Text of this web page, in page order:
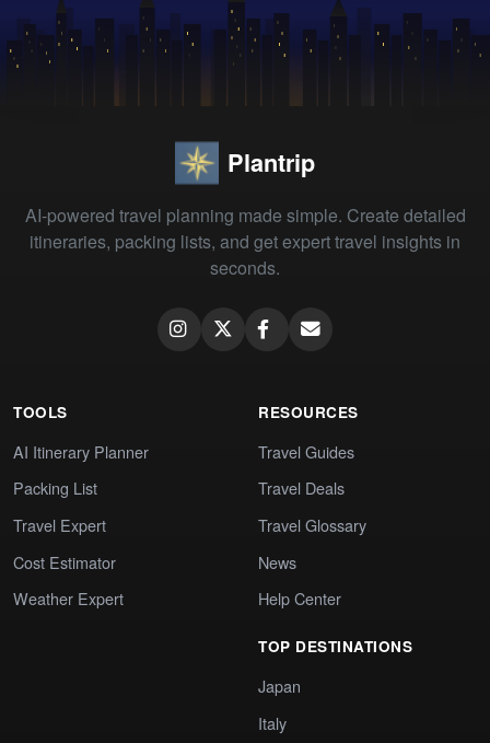
Plantrip
AI-powered travel planning made simple. Create detailed
itineraries, packing lists, and get expert travel insights in
seconds.
TOOLS
AI Itinerary Planner
Packing List
Travel Expert
Cost Estimator
Weather Expert
RESOURCES
Travel Guides
Travel Deals
Travel Glossary
News
Help Center
TOP DESTINATIONS
Japan
Italy